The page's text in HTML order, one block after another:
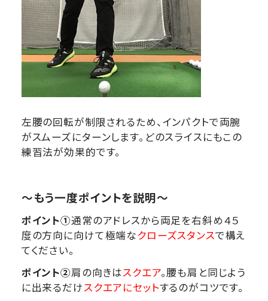
左腰の回転が制限されるため、インパクトで両腕
がスムーズにターンします。どのスライスにもこの
練習法が効果的です。
～もう一度ポイントを説明～
ポイント①通常のアドレスから両足を右斜め４５
度の方向に向けて極端なクローズスタンスで構え
てください。
ポイント②肩の向きはスクエア。腰も肩と同じよう
に出来るだけスクエアにセットするのがコツです。